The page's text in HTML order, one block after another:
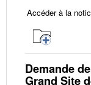
Accéder à la
Demande
Grand Site